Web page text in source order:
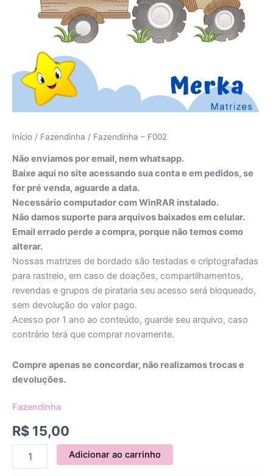
Início / Fazendinha / Fazendinha – F002
Não enviamos por email, nem whatsapp.
Baixe aqui no site acessando sua conta e em pedidos, se
for pré venda, aguarde a data.
Necessário computador com WinRAR instalado.
Não damos suporte para arquivos baixados em celular.
Email errado perde a compra, porque não temos como
alterar.
Nossas matrizes de bordado são testadas e criptografadas
para rastreio, em caso de doações, compartilhamentos,
revendas e grupos de pirataria seu acesso será bloqueado,
sem devolução do valor pago.
Acesso por 1 ano ao conteúdo, guarde seu arquivo, caso
contrário terá que comprar novamente.
Compre apenas se concordar, não realizamos trocas e
devoluções.
Fazendinha
R$ 15,00
Adicionar ao carrinho